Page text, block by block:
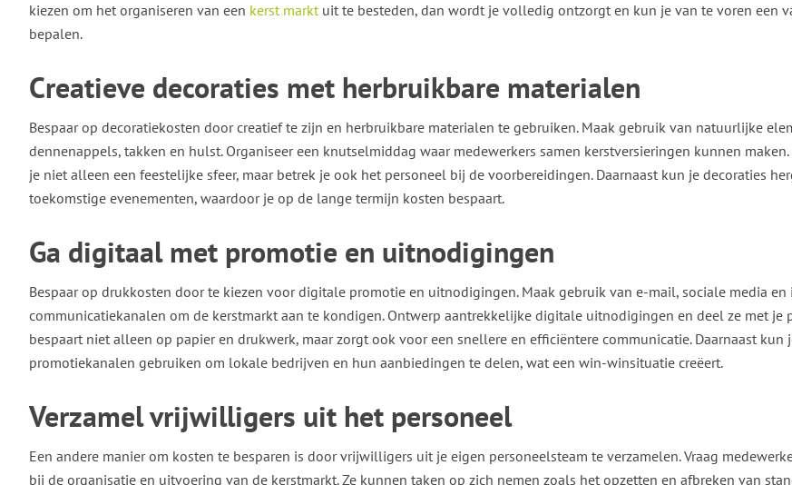
kiezen om het organiseren van een kerst marktuit te besteden, dan wordt je volledig ontzorgt en kun je van te voren een
bepalen.
Creatieve decoraties met herbruikbare materialen
Bespaar op decoratiekosten door creatief te zijn en herbruikbare materialen te gebruiken. Maak gebruik van natuurlijke
dennenappels, takken en hulst. Organiseer een knutselmiddag waar medewerkers samen kerstversieringen kunnen
je niet alleen een feestelijke sfeer, maar betrek je ook het personeel bij de voorbereidingen. Daarnaast kun je decoraties
toekomstige evenementen, waardoor je op de lange termijn kosten bespaart.
Ga digitaal met promotie en uitnodigingen
Bespaar op drukkosten door te kiezen voor digitale promotie en uitnodigingen. Maak gebruik van e-mail, sociale media en
communicatiekanalen om de kerstmarkt aan te kondigen. Ontwerp aantrekkelijke digitale uitnodigingen en deel ze met je
bespaart niet alleen op papier en drukwerk, maar zorgt ook voor een snellere en efficiëntere communicatie. Daarnaast kun
promotiekanalen gebruiken om lokale bedrijven en hun aanbiedingen te delen, wat een win-winsituatie creëert.
Verzamel vrijwilligers uit het personeel
Een andere manier om kosten te besparen is door vrijwilligers uit je eigen personeelsteam te verzamelen. Vraag
bij de organisatie en uitvoering van de kerstmarkt. Ze kunnen taken op zich nemen zoals het opzetten en afbreken van